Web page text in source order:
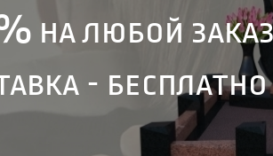
на любой
- бесплатно